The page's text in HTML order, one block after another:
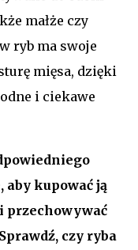
małże czy
ryb ma swoje
mięsa, dzięki
i ciekawe
aby kupować ją
przechowywać
czy ryba